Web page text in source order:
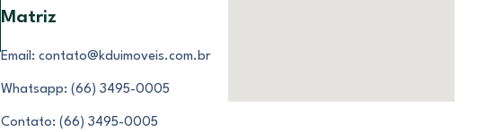
Matriz
Email: contato@kduimoveis.com.br
Whatsapp: (66) 3495-0005
Contato: (66) 3495-0005